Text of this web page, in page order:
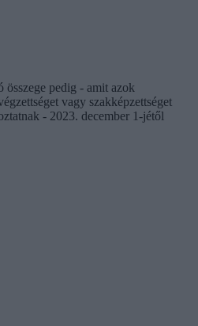
pedig - amit azok
vagy szakképzettséget
- 2023. december 1-jétől